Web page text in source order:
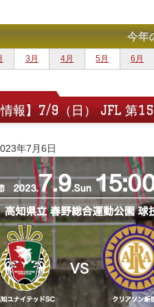
今年
3月 4月 5月 6月
情報】7/9（日） JFL 第
年7月6日